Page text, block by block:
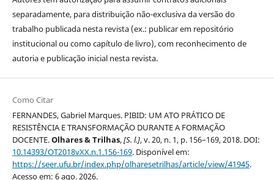
separadamente, para distribuição não-exclusiva da versão do
trabalho publicada nesta revista (ex.: publicar em repositório
institucional ou como capítulo de livro), com reconhecimento de
autoria e publicação inicial nesta revista.
Como Citar
FERNANDES, Gabriel Marques. PIBID: UM ATO PRÁTICO DE
RESISTÊNCIA E TRANSFORMAÇÃO DURANTE A FORMAÇÃO
DOCENTE.Olhares & Trilhas,[S. l.], v. 20, n. 1, p. 156–169, 2018. DOI:
10.14393/OT2018vXX.n.1.156-169. Disponível em:
https://seer.ufu.br/index.php/olharesetrilhas/article/view/41945.
Acesso em: 6 ago. 2026.